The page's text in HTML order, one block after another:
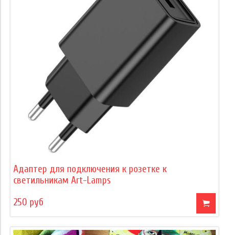
Адаптер для подключения к розетке к
светильникам Art-Lamps
250 руб